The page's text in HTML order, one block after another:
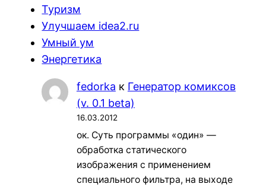
Туризм
Улучшаем idea2.ru
Умный ум
Энергетика
fedorka к Генератор комиксов
(v. 0.1 beta)
16.03.2012
ок. Суть программы «один» —
обработка статического
изображения с применением
специального фильтра, на выходе